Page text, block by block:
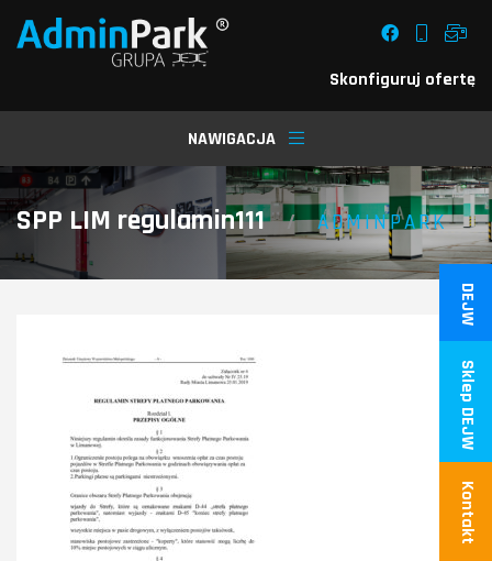
DEJW
Sklep DEJW
Kontakt
Skonfiguruj ofertę
NAWIGACJA
SPP LIM regulamin111 / ADMINPARK